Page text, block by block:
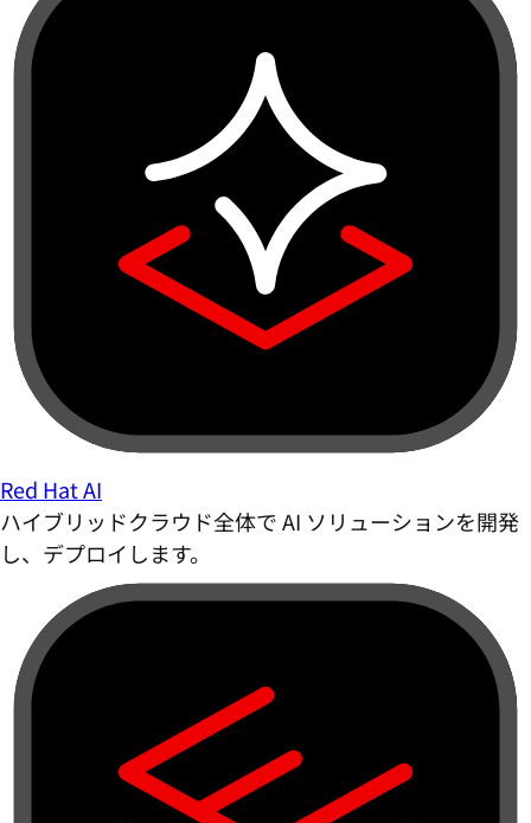
Red Hat AI
ハイブリッドクラウド全体で AI ソリューションを開発
し、デプロイします。